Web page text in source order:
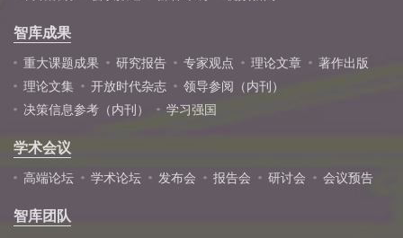
智库成果
重大课题成果 研究报告 专家观点 理论文章
著作出版
理论文集
开放时代杂志
领导参阅（内刊）
决策信息参考（内刊）
学习强国
学术会议
高端论坛 学术论坛 发布会 报告会 研讨会 会议预告
智库团队